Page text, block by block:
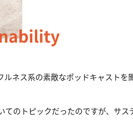
ネス系の素敵なポッドキャストを
のトピックだったのですが、サス